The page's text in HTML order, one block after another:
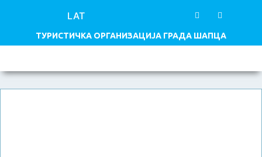
ТУРИСТИЧКА ОРГАНИЗАЦИЈА ГРАДА ШАПЦА
LAT